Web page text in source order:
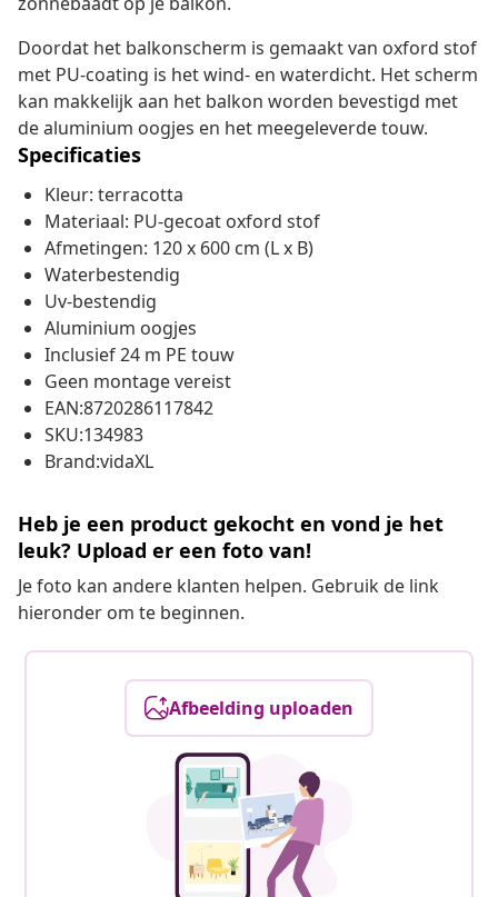
Doordat het balkonscherm is gemaakt van oxford stof
met PU-coating is het wind- en waterdicht. Het scherm
kan makkelijk aan het balkon worden bevestigd met
de aluminium oogjes en het meegeleverde touw.
Specificaties
Kleur: terracotta
Materiaal: PU-gecoat oxford stof
Afmetingen: 120 x 600 cm (L x B)
Waterbestendig
Uv-bestendig
Aluminium oogjes
Inclusief 24 m PE touw
Geen montage vereist
EAN:8720286117842
SKU:134983
Brand:vidaXL
Heb je een product gekocht en vond je het
leuk? Upload er een foto van!
Je foto kan andere klanten helpen. Gebruik de link
hieronder om te beginnen.
Afbeelding uploaden